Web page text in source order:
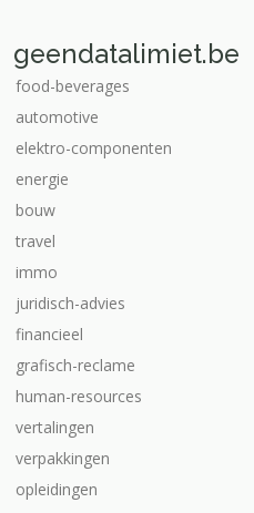
geendatalimiet.be
food-beverages
automotive
elektro-componenten
energie
bouw
travel
immo
juridisch-advies
financieel
grafisch-reclame
human-resources
vertalingen
verpakkingen
opleidingen